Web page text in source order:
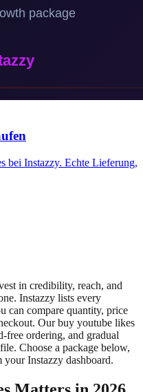
bei Instazzy. Echte Lieferung,
in credibility, reach, and
Instazzy lists every
can compare quantity, price
Our buy youtube likes
free ordering, and gradual
Choose a package below,
your Instazzy dashboard.